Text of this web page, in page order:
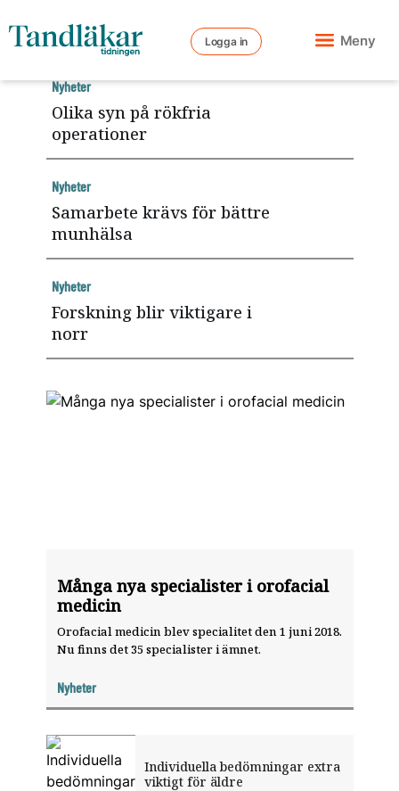
Logga in Meny
Många nya specialister i orofacial
medicin
Orofacial medicin blev specialitet den 1 juni 2018.
Nu finns det 35 specialister i ämnet.
Nyheter
Olika syn på rökfria
operationer
Nyheter
Samarbete krävs för bättre
munhälsa
Nyheter
Forskning blir viktigare i
norr
Nyheter
Individuella bedömningar extra
viktigt för äldre